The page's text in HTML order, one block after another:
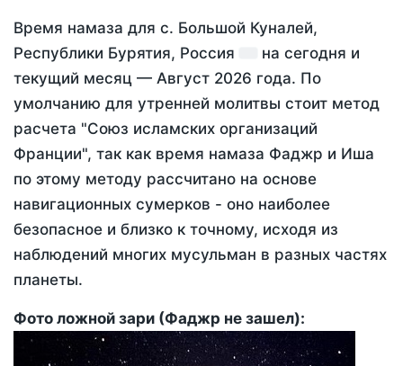
Время намаза для с. Большой Куналей,
Республики Бурятия, Россия
на сегодня и
текущий месяц — Август 2026 года. По
умолчанию для утренней молитвы стоит метод
расчета "Союз исламских организаций
Франции", так как время намаза Фаджр и Иша
по этому методу рассчитано на основе
навигационных сумерков - оно наиболее
безопасное и близко к точному, исходя из
наблюдений многих мусульман в разных частях
планеты.
Фото ложной зари (Фаджр не зашел):